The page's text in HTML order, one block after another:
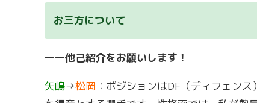
お三方について
ーー他己紹介をお願いします！
矢嶋→松岡 ：ポジションはDF（ディフェン